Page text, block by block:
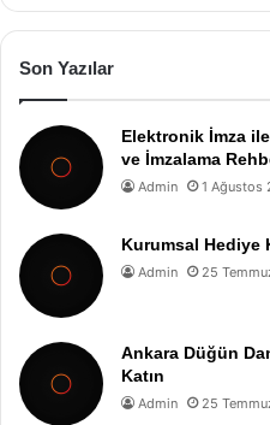
Son Yazılar
Elektronik İmza
ve İmzalama
Admin 1 Ağustos
Kurumsal Hediye
Admin 25
Ankara Düğün
Katın
Admin 25